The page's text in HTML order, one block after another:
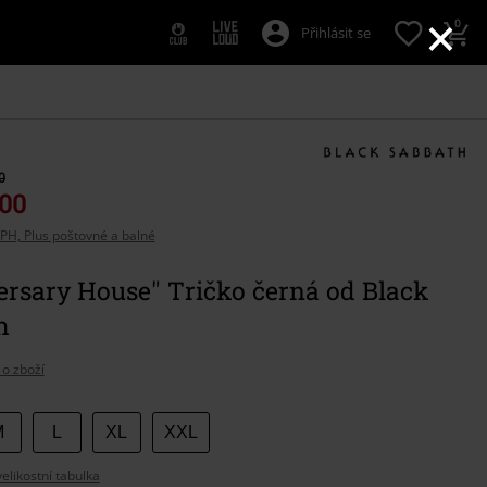
×
Přihlásit se 0
Plus poštovné a balné
House" Tričko černá od Black
zboží
XL XXL
tabulka